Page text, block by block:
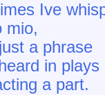
Ive
mio,
a phrase
in plays
a part.